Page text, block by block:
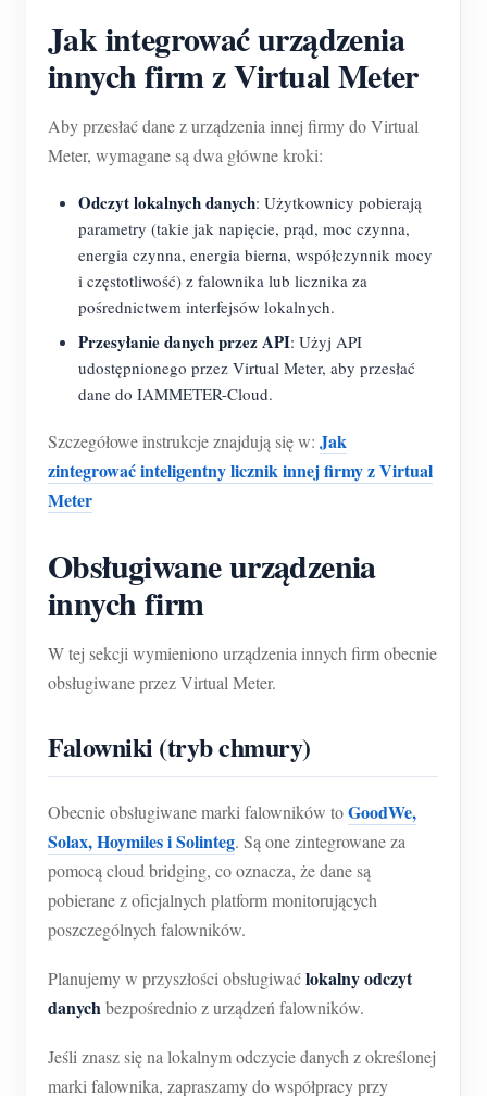
Jak integrować urządzenia
innych firm z Virtual Meter
Aby przesłać dane z urządzenia innej firmy do Virtual
Meter, wymagane są dwa główne kroki:
Odczyt lokalnych danych: Użytkownicy pobierają
parametry (takie jak napięcie, prąd, moc czynna,
energia czynna, energia bierna, współczynnik mocy
i częstotliwość) z falownika lub licznika za
pośrednictwem interfejsów lokalnych.
Przesyłanie danych przez API: Użyj API
udostępnionego przez Virtual Meter, aby przesłać
dane do IAMMETER-Cloud.
Szczegółowe instrukcje znajdują się w: Jak
zintegrować inteligentny licznik innej firmy z Virtual
Meter
Obsługiwane urządzenia
innych firm
W tej sekcji wymieniono urządzenia innych firm obecnie
obsługiwane przez Virtual Meter.
Falowniki (tryb chmury)
Obecnie obsługiwane marki falowników toGoodWe,
Solax, Hoymiles i Solinteg. Są one zintegrowane za
pomocą cloud bridging, co oznacza, że dane są
pobierane z oficjalnych platform monitorujących
poszczególnych falowników.
Planujemy w przyszłości obsługiwaćlokalny odczyt
danychbezpośrednio z urządzeń falowników.
Jeśli znasz się na lokalnym odczycie danych z określonej
marki falownika, zapraszamy do współpracy przy